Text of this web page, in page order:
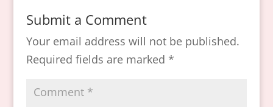
Submit a Comment
Your email address will not be published.
Required fields are marked *